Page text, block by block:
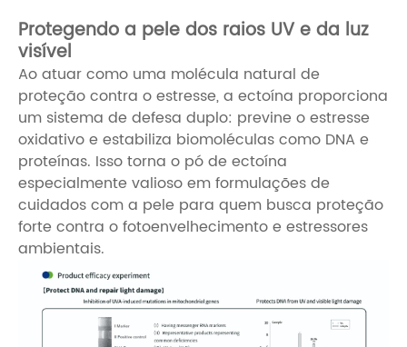
Protegendo a pele dos raios UV e da luz
visível
Ao atuar como uma molécula natural de
proteção contra o estresse, a ectoína proporciona
um sistema de defesa duplo: previne o estresse
oxidativo e estabiliza biomoléculas como DNA e
proteínas. Isso torna o pó de ectoína
especialmente valioso em formulações de
cuidados com a pele para quem busca proteção
forte contra o fotoenvelhecimento e estressores
ambientais.